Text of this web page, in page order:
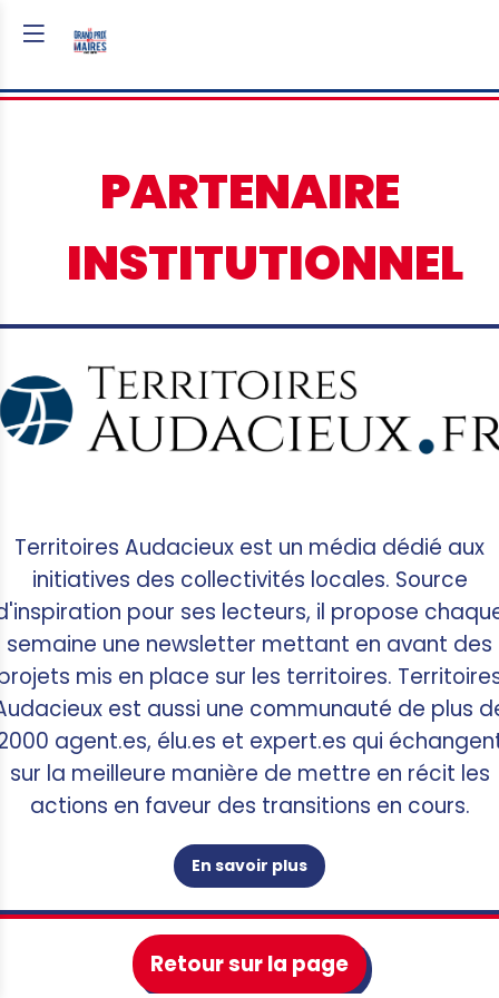
PARTENAIRE
INSTITUTIONNEL
Territoires Audacieux est un média dédié aux
initiatives des collectivités locales. Source
pour ses lecteurs, il propose
semaine une newsletter mettant en avant des
mis en place sur les territoires.
est aussi une communauté de plus
agent.es, élu.es et expert.es qui
sur la meilleure manière de mettre en récit les
actions en faveur des transitions en cours.
En savoir plus
Retour sur la page